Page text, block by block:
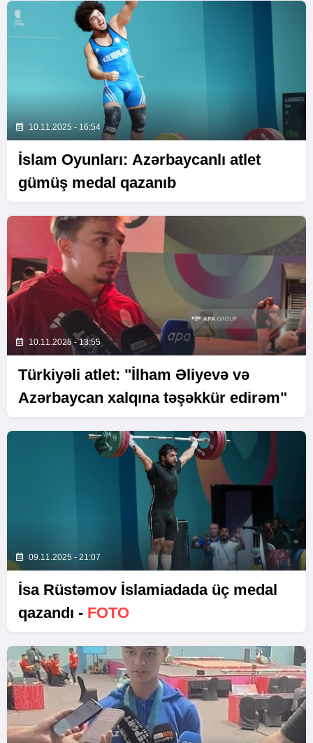
10.11.2025 - 16:54
İslam Oyunları: Azərbaycanlı atlet
gümüş medal qazanıb
10.11.2025 - 13:55
Türkiyəli atlet: "İlham Əliyevə və
Azərbaycan xalqına təşəkkür edirəm"
09.11.2025 - 21:07
İsa Rüstəmov İslamiadada üç medal
qazandı - FOTO